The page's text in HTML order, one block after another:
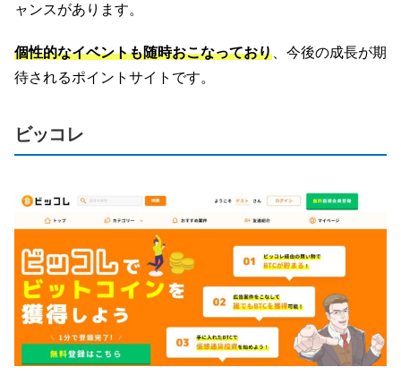
ャンスがあります。
個性的なイベントも随時おこなっており 、今後の成長が期
待されるポイントサイトです。
ビッコレ